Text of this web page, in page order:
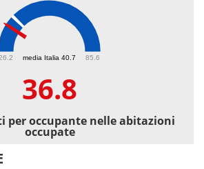
media Italia 40.7 85.6
36.8
per occupante nelle abitazioni
occupate